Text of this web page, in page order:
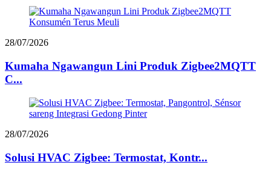
28/07/2026
Kumaha Ngawangun Lini Produk Zigbee2MQTT
C...
28/07/2026
Solusi HVAC Zigbee: Termostat, Kontr...